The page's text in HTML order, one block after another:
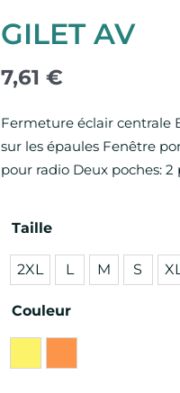
GILET AV
7,61 €
Fermeture éclair centrale
sur les épaules Fenêtre
pour radio Deux poches:
Taille
2XL L M S
Couleur
quantité
GILET